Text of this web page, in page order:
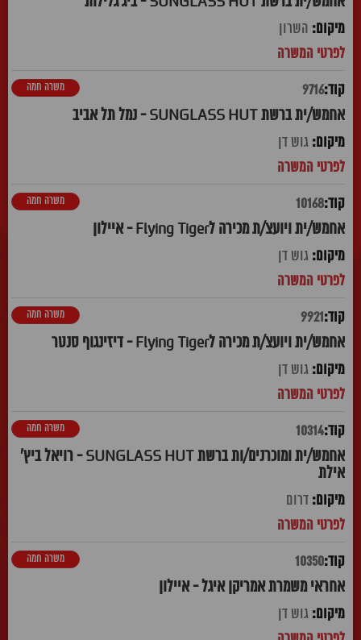
השרון
9716
אחמש/ית ברשת SUNGLASS HUT - נמל תל אביב
משרה חמה
גוש דן
10168
אחמש/ית ויועצ/ת מכירה לFlying Tiger - איילון
משרה חמה
גוש דן
9921
אחמש/ית ויועצ/ת מכירה לFlying Tiger - דיזינגוף סנטר
משרה חמה
גוש דן
10314
אחמש/ית ומוכרנים/ות ברשת SUNGLASS HUT - רויאל ביץ'
אילת
משרה חמה
דרום
10350
אחראי משמרת אמריקן איגל - איילון
משרה חמה
גוש דן